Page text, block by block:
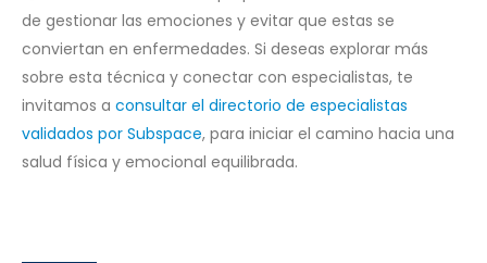
de gestionar las emociones y evitar que estas se
conviertan en enfermedades. Si deseas explorar más
sobre esta técnica y conectar con especialistas, te
invitamos a consultar el directorio de especialistas
validados por Subspace, para iniciar el camino hacia una
salud física y emocional equilibrada.